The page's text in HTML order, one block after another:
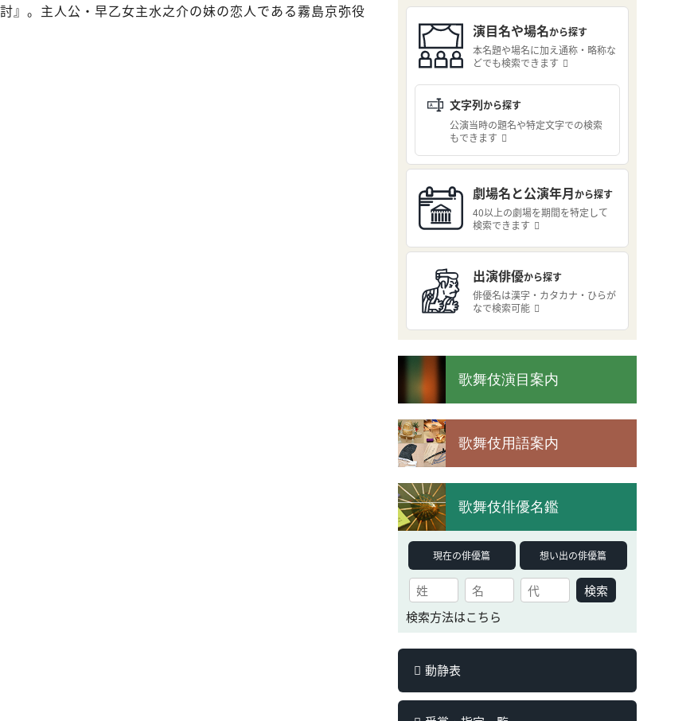
』。主人公・早乙女主水之介の妹の恋人である霧島京弥役
演目名や場名から探す
本名題や場名に加え通称・略称な
どでも検索できます
文字列から探す
公演当時の題名や特定文字での検索
もできます
劇場名と公演年月から探す
40以上の劇場を期間を特定して
検索できます
出演俳優から探す
俳優名は漢字・カタカナ・ひらが
なで検索可能
歌舞伎演目案内
歌舞伎用語案内
歌舞伎俳優名鑑
現在の俳優篇 想い出の俳優篇
検索
検索方法はこちら
動静表